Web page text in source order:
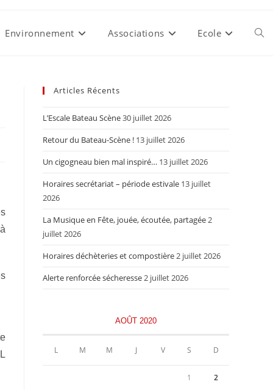
Environnement Associations Ecole
Articles Récents
L’Escale Bateau Scène30 juillet 2026
Retour du Bateau-Scène ! 13 juillet 2026
Un cigogneau bien mal inspiré… 13 juillet 2026
Horaires secrétariat – période estivale 13 juillet
2026
La Musique en Fête, jouée, écoutée, partagée2
juillet 2026
Horaires déchèteries et compostière2 juillet 2026
Alerte renforcée sécheresse2 juillet 2026
AOÛT 2020
L M M J V S D
1 2